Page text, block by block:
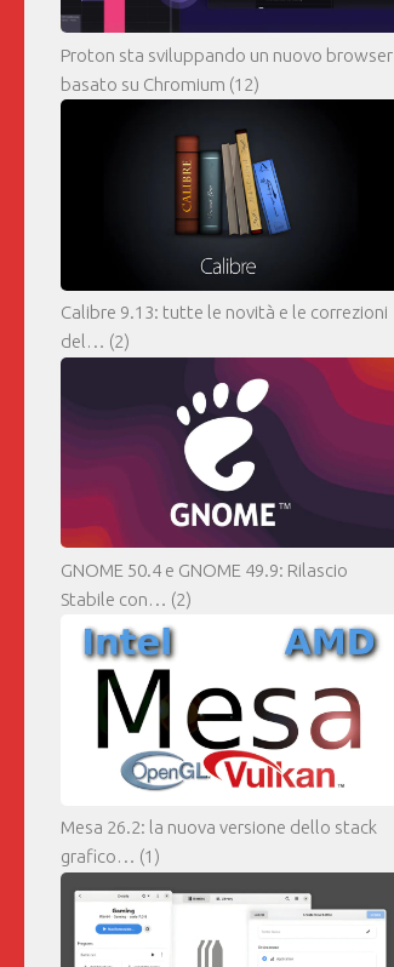
Proton sta sviluppando un nuovo browser
basato su Chromium (12)
Calibre 9.13: tutte le novità e le correzioni
del… (2)
GNOME 50.4 e GNOME 49.9: Rilascio
Stabile con… (2)
Mesa 26.2: la nuova versione dello stack
grafico… (1)